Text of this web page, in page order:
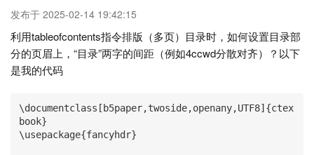
发布于 2025-02-14 19:42:15
利用tableofcontents指令排版（多页）目录时，如何设置目录部
分的页眉上，“目录”两字的间距（例如4ccwd分散对齐）？以下
是我的代码
\documentclass[b5paper,twoside,openany,UTF8]{ctex
book}
\usepackage{fancyhdr}